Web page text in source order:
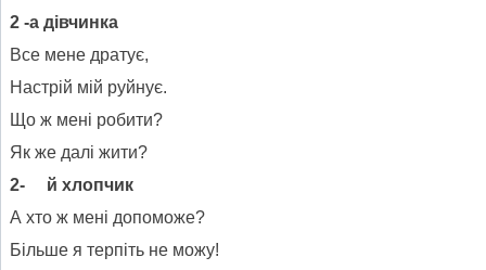
2 -а дівчинка
Все мене дратує,
Настрій мій руйнує.
Що ж мені робити?
Як же далі жити?
2- й хлопчик
А хто ж мені допоможе?
Більше я терпіть не можу!